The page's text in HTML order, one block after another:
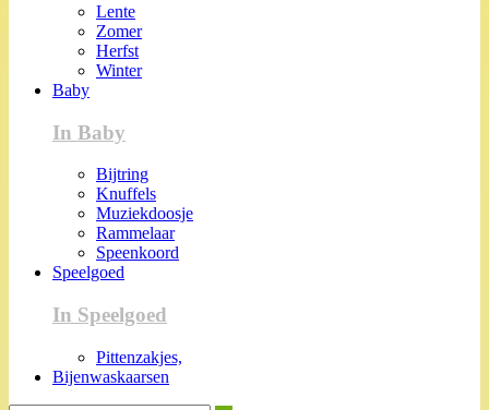
Lente
Zomer
Herfst
Winter
Baby
In Baby
Bijtring
Knuffels
Muziekdoosje
Rammelaar
Speenkoord
Speelgoed
In Speelgoed
Pittenzakjes,
Bijenwaskaarsen